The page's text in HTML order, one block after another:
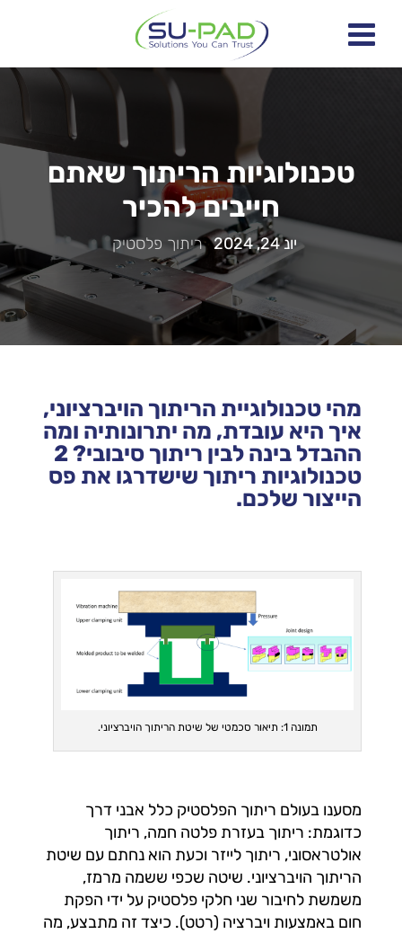
טכנולוגיות הריתוך שאתם
חייבים להכיר
יונ 24, 2024 |ריתוך פלסטיק|
מהי טכנולוגיית הריתוך הויברציוני,
איך היא עובדת, מה יתרונותיה ומה
ההבדל בינה לבין ריתוך סיבובי? 2
טכנולוגיות ריתוך שישדרגו את פס
הייצור שלכם.
תמונה 1: תיאור סכמטי של שיטת הריתוך הויברציוני.
מסענו בעולם ריתוך הפלסטיק כלל אבני דרך
כדוגמת: ריתוך בעזרת פלטה חמה, ריתוך
אולטראסוני, ריתוך לייזר וכעת הוא נחתם עם שיטת
הריתוך הויברציוני. שיטה שכפי ששמה מרמז,
משמשת לחיבור שני חלקי פלסטיק על ידי הפקת
חום באמצעות ויברציה (רטט). כיצד זה מתבצע, מה